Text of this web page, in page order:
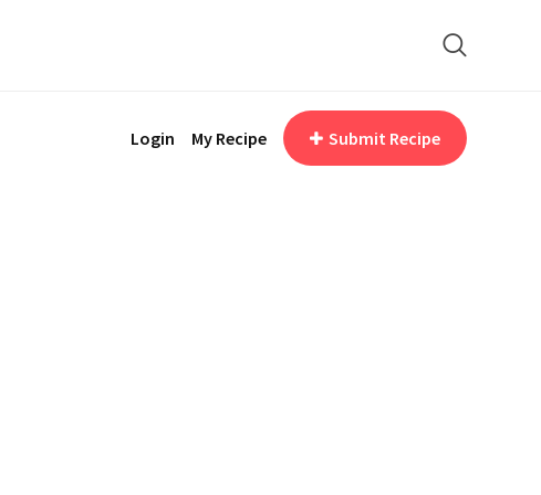
Login My Recipe Submit Recipe